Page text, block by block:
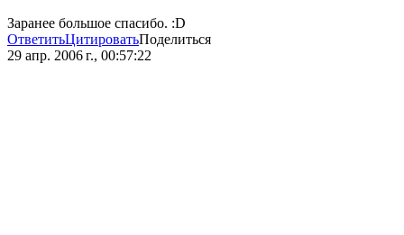
Заранее большое спасибо. :D
ОтветитьЦитироватьПоделиться
29 апр. 2006 г., 00:57:22